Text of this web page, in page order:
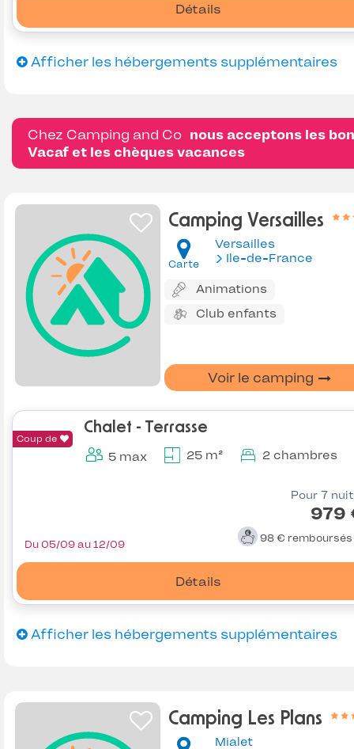
Détails
Afficher les hébergements supplémentaires
Chez Camping and Co nous acceptons les
Vacaf et les chèques vacances
Camping Versailles
Carte
Versailles
Ile-de-France
Animations
Club enfants
Voir le camping
Coup de
Chalet - Terrasse
5 max 25 m² 2 chambres
Pour 7
979
98 € remboursés
Détails
Du 05/09 au 12/09
Afficher les hébergements supplémentaires
Camping Les Plans
Mialet